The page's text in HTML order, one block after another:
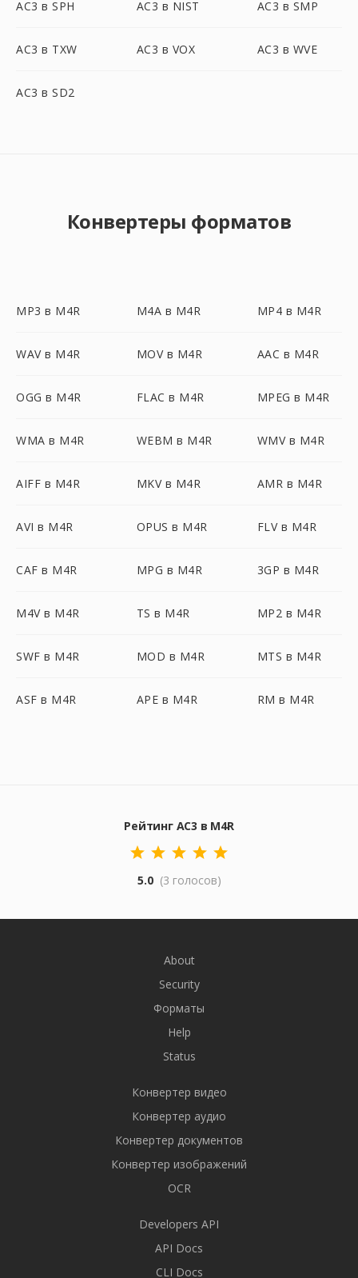
AC3 в SPH AC3 в NIST AC3 в SMP
AC3 в TXW AC3 в VOX AC3 в WVE
AC3 в SD2
Конвертеры форматов
MP3 в M4R M4A в M4R MP4 в M4R
WAV в M4R MOV в M4R AAC в M4R
OGG в M4R FLAC в M4R MPEG в M4R
WMA в M4R WEBM в M4R WMV в M4R
AIFF в M4R MKV в M4R AMR в M4R
AVI в M4R OPUS в M4R FLV в M4R
CAF в M4R MPG в M4R 3GP в M4R
M4V в M4R TS в M4R MP2 в M4R
SWF в M4R MOD в M4R MTS в M4R
ASF в M4R APE в M4R RM в M4R
Рейтинг AC3 в M4R
5.0 (3 голосов)
About
Security
Форматы
Help
Status
Конвертер видео
Конвертер аудио
Конвертер документов
Конвертер изображений
OCR
Developers API
API Docs
CLI Docs